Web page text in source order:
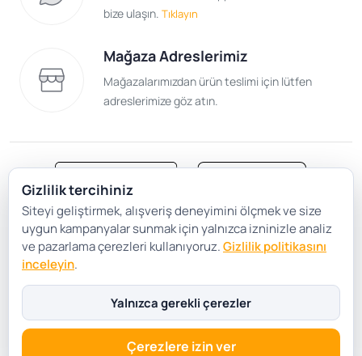
bize ulaşın. Tıklayın
Mağaza Adreslerimiz
Mağazalarımızdan ürün teslimi için lütfen
adreslerimize göz atın.
Satış Sözleşmesi
Gizlilik ve Güvenlik
Gizlilik Politikası
Çerez Tercihleri
Gizlilik tercihiniz
Siteyi geliştirmek, alışveriş deneyimini ölçmek ve size
uygun kampanyalar sunmak için yalnızca izninizle analiz
ve pazarlama çerezleri kullanıyoruz.Gizlilik politikasını
inceleyin.
Yalnızca gerekli çerezler
Çerezlere izin ver